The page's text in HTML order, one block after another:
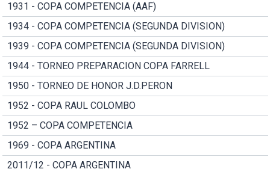
1931 - COPA COMPETENCIA (AAF)
1934 - COPA COMPETENCIA (SEGUNDA DIVISION)
1939 - COPA COMPETENCIA (SEGUNDA DIVISION)
1944 - TORNEO PREPARACION COPA FARRELL
1950 - TORNEO DE HONOR J.D.PERON
1952 - COPA RAUL COLOMBO
1952 – COPA COMPETENCIA
1969 - COPA ARGENTINA
2011/12 - COPA ARGENTINA